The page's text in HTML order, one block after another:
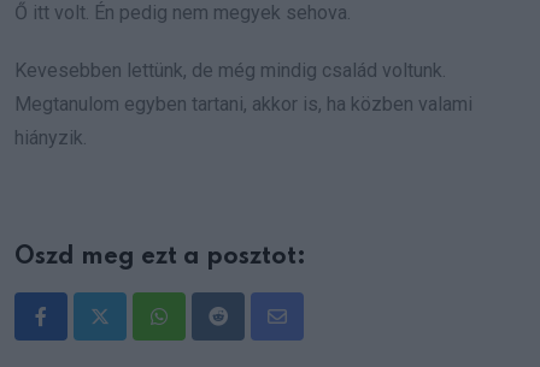
Ő itt volt. Én pedig nem megyek sehova.
Kevesebben lettünk, de még mindig család voltunk.
Megtanulom egyben tartani, akkor is, ha közben valami
hiányzik.
Oszd meg ezt a posztot:
WhatsappRedditShare